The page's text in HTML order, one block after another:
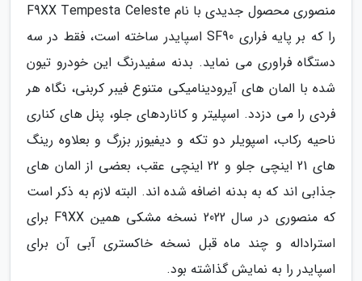
منصوری محصول جدیدی با نام F9XX Tempesta Celeste
را که بر پایه فراری SF90 اسپایدر ساخته است، فقط در سه
دستگاه فراوری می نماید. بدنه سفیدرنگ این خودرو تیون
شده با المان های آیرودینامیکی متنوع فیبر کربنی، نگاه هر
فردی را می دزدد. اسپلیتر و کاناردهای جلو، پنل های کناری
ناحیه رکاب، اسپویلر دو تکه و دیفیوزر بزرگ و بعلاوه رینگ
های 21 اینچی جلو و 22 اینچی عقب، بعضی از المان های
جذابی اند که به بدنه اضافه شده اند. البته لازم به ذکر است
که منصوری در سال 2022 نسخه مشکی همین F9XX برای
استراداله و چند ماه قبل نسخه خاکستری آبی آن برای
اسپایدر را به نمایش گذاشته بود.